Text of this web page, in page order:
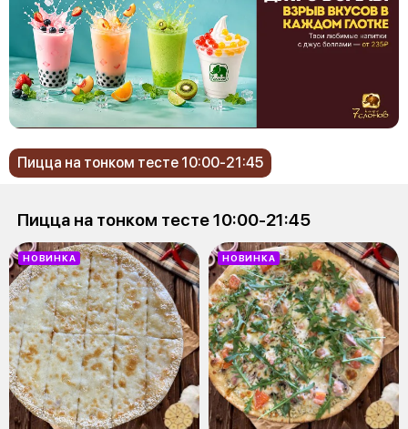
Пицца на тонком тесте 10:00-21:45
Пицца на тонком тесте 10:00-21:45
НОВИНКА НОВИНКА